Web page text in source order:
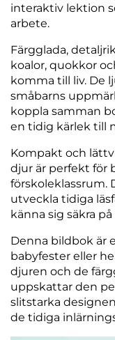
interaktiv lektion
arbete.
Färgglada,
koalor, quokkor
komma till liv. De
småbarns
koppla samman
en tidig kärlek till
Kompakt och
djur är perfekt för
förskoleklassrum.
utveckla tidiga
känna sig säkra
Denna bildbok är
babyfester eller
djuren och de
uppskattar den
slitstarka
de tidiga